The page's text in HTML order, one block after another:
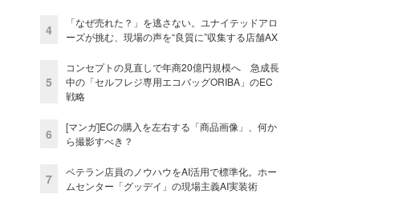
4
「なぜ売れた？」を逃さない。ユナイテッドアロ
ーズが挑む、現場の声を“良質に”収集する店舗AX
5
コンセプトの見直しで年商20億円規模へ 急成長
中の「セルフレジ専用エコバッグORIBA」のEC
戦略
6
[マンガ]ECの購入を左右する「商品画像」、何か
ら撮影すべき？
7
ベテラン店員のノウハウをAI活用で標準化。ホー
ムセンター「グッデイ」の現場主義AI実装術